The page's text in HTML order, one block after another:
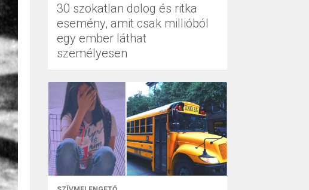
30 szokatlan dolog és ritka
esemény, amit csak millióból
egy ember láthat
személyesen